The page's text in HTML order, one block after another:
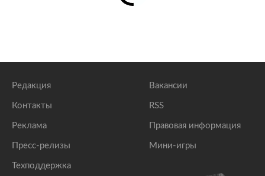
Редакция
Контакты
Реклама
Пресс-релизы
Техподдержка
Вакансии
RSS
Правовая информация
Мини-игры